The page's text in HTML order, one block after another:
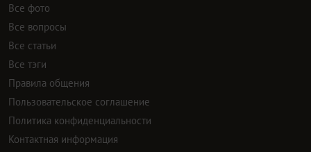
Все фото
Все вопросы
Все статьи
Все тэги
Правила общения
Пользовательское соглашение
Политика конфиденциальности
Контактная информация